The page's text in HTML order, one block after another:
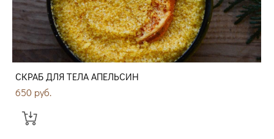
СКРАБ ДЛЯ ТЕЛА АПЕЛЬСИН
650 pуб.